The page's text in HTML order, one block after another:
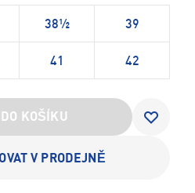
38½ 39
41 42
KOŠÍKU
V PRODEJNĚ